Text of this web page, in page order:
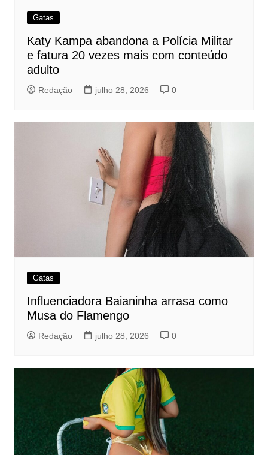
Gatas
Katy Kampa abandona a Polícia Militar
e fatura 20 vezes mais com conteúdo
adulto
Redação julho 28, 2026 0
Gatas
Influenciadora Baianinha arrasa como
Musa do Flamengo
Redação julho 28, 2026 0